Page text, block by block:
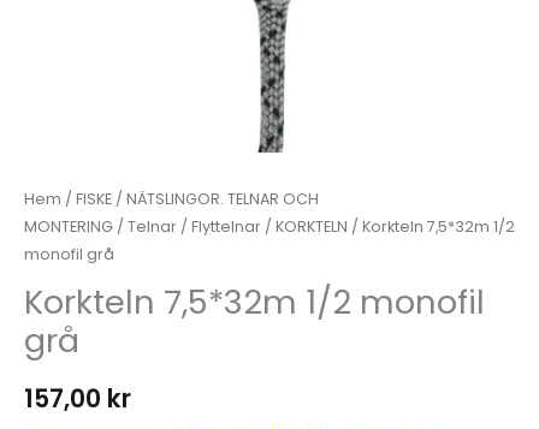
Hem / FISKE / NÄTSLINGOR. TELNAR OCH
MONTERING / Telnar / Flyttelnar / KORKTELN / Korkteln 7,5*32m 1/2
monofil grå
Korkteln 7,5*32m 1/2 monofil
grå
157,00 kr